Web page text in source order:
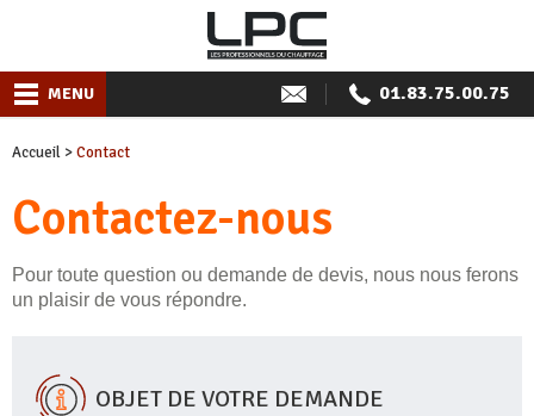
MENU 01.83.75.00.75
Accueil >Contact
Contactez-nous
Pour toute question ou demande de devis, nous nous ferons
un plaisir de vous répondre.
OBJET DE VOTRE DEMANDE